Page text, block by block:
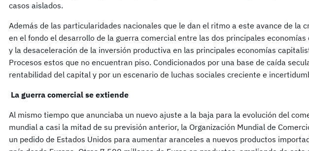
casos aislados.
Además de las particularidades nacionales que le dan el ritmo a este avance de la
en el fondo el desarrollo de la guerra comercial entre las dos principales economías
y la desaceleración de la inversión productiva en las principales economías
Procesos estos que no encuentran piso. Condicionados por una base de caída
rentabilidad del capital y por un escenario de luchas sociales creciente e
La guerra comercial se extiende
Al mismo tiempo que anunciaba un nuevo ajuste a la baja para la evolución del
mundial a casi la mitad de su previsión anterior, la Organización Mundial de
un pedido de Estados Unidos para aumentar aranceles a nuevos productos